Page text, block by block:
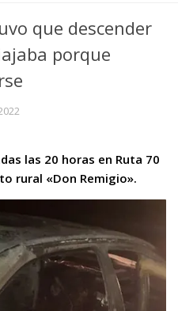
que descender
porque
las 20 horas en Ruta 70
rural «Don Remigio».